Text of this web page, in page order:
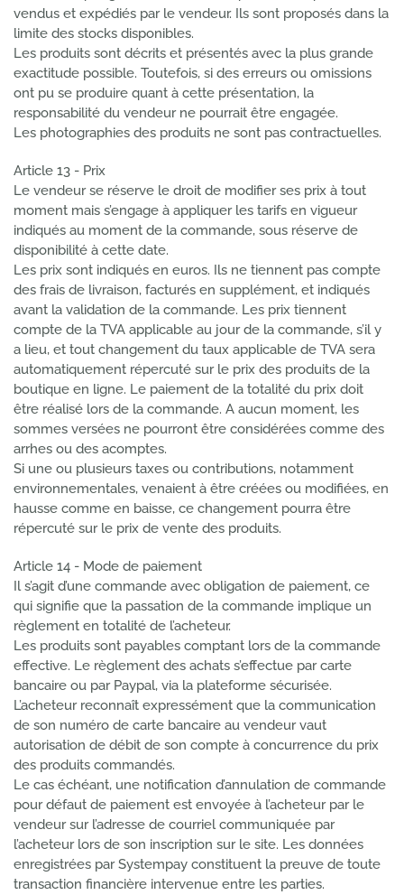
vendus et expédiés par le vendeur. Ils sont proposés dans la
limite des stocks disponibles.
Les produits sont décrits et présentés avec la plus grande
exactitude possible. Toutefois, si des erreurs ou omissions
ont pu se produire quant à cette présentation, la
responsabilité du vendeur ne pourrait être engagée.
Les photographies des produits ne sont pas contractuelles.
Article 13 - Prix
Le vendeur se réserve le droit de modifier ses prix à tout
moment mais s’engage à appliquer les tarifs en vigueur
indiqués au moment de la commande, sous réserve de
disponibilité à cette date.
Les prix sont indiqués en euros. Ils ne tiennent pas compte
des frais de livraison, facturés en supplément, et indiqués
avant la validation de la commande. Les prix tiennent
compte de la TVA applicable au jour de la commande, s’il y
a lieu, et tout changement du taux applicable de TVA sera
automatiquement répercuté sur le prix des produits de la
boutique en ligne. Le paiement de la totalité du prix doit
être réalisé lors de la commande. A aucun moment, les
sommes versées ne pourront être considérées comme des
arrhes ou des acomptes.
Si une ou plusieurs taxes ou contributions, notamment
environnementales, venaient à être créées ou modifiées, en
hausse comme en baisse, ce changement pourra être
répercuté sur le prix de vente des produits.
Article 14 - Mode de paiement
Il s’agit d’une commande avec obligation de paiement, ce
qui signifie que la passation de la commande implique un
règlement en totalité de l’acheteur.
Les produits sont payables comptant lors de la commande
effective. Le règlement des achats s’effectue par carte
bancaire ou par Paypal, via la plateforme sécurisée.
L’acheteur reconnaît expressément que la communication
de son numéro de carte bancaire au vendeur vaut
autorisation de débit de son compte à concurrence du prix
des produits commandés.
Le cas échéant, une notification d’annulation de commande
pour défaut de paiement est envoyée à l’acheteur par le
vendeur sur l’adresse de courriel communiquée par
l’acheteur lors de son inscription sur le site. Les données
enregistrées par Systempay constituent la preuve de toute
transaction financière intervenue entre les parties.